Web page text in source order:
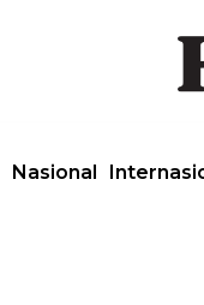
Nasional